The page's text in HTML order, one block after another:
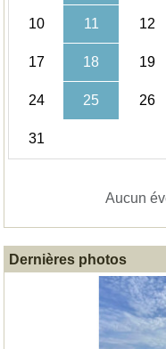
10 11 12
17 18 19
24 25 26
31
Aucun
Dernières photos